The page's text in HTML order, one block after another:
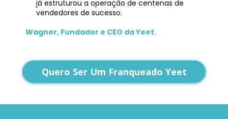
já estruturou a operação de centenas de
vendedores de sucesso.
Wagner, Fundador e CEO da Yeet.
Quero Ser Um Franqueado Yeet